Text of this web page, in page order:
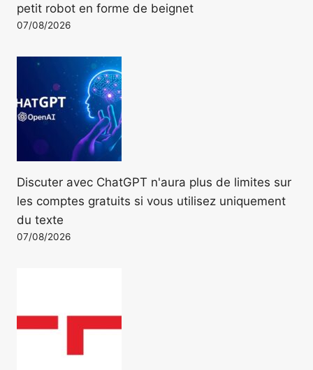
petit robot en forme de beignet
07/08/2026
Discuter avec ChatGPT n'aura plus de limites sur
les comptes gratuits si vous utilisez uniquement
du texte
07/08/2026